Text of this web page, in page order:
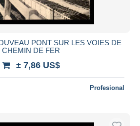
PONT SUR LES VOIES DE
CHEMIN DE FER
± 7,86 US$
Profesional